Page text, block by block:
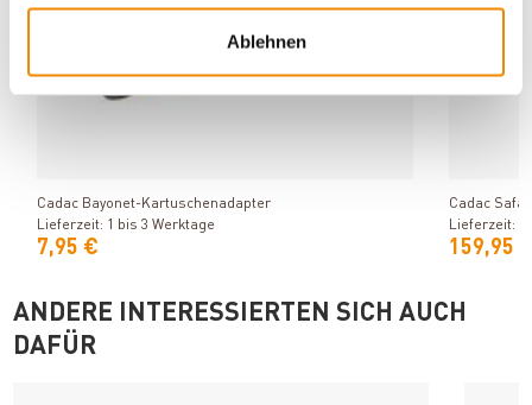
Ablehnen
Cadac Bayonet-Kartuschenadapter
Lieferzeit: 1 bis 3 Werktage
7,95 €
Cadac
Lieferzeit: 1
159,95
ANDERE INTERESSIERTEN SICH AUCH
DAFÜR